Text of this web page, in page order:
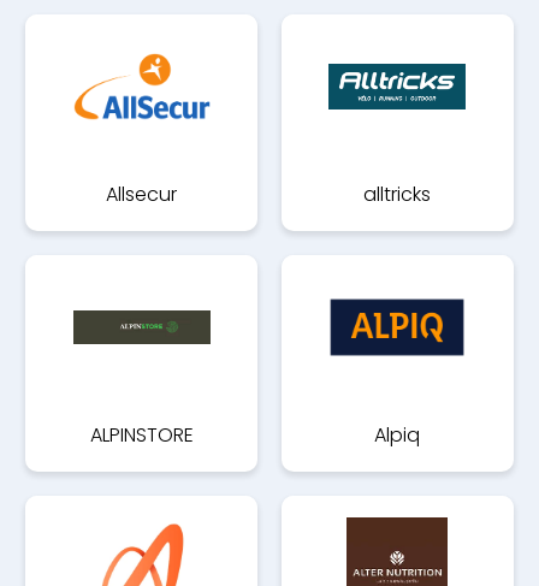
Allsecur alltricks
ALPINSTORE Alpiq